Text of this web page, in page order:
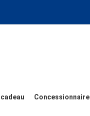
Concessionnaire